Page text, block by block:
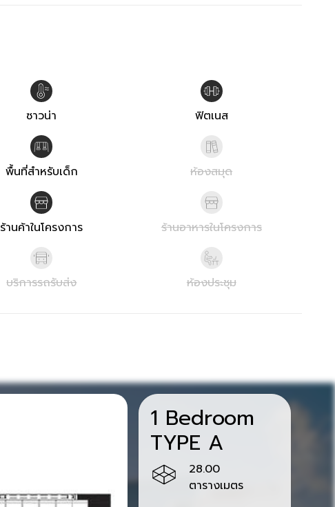
ซาวน่า ฟิตเนส
พื้นที่สำหรับเด็ก ห้องสมุด
ร้านค้าในโครงการ ร้านอาหารในโครงการ
บริการรถรับส่ง ห้องประชุม
1 Bedroom
TYPE A
28.00
ตารางเมตร